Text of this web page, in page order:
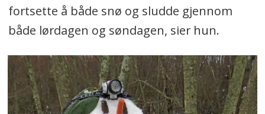
fortsette å både snø og sludde gjennom
både lørdagen og søndagen, sier hun.